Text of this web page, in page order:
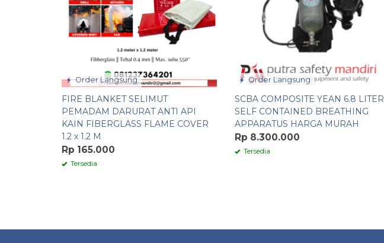
Order Langsung
FIRE BLANKET SELIMUT
PEMADAM DARURAT ANTI API
KAIN FIBERGLASS FLAME COVER
1.2 x 1.2 M
Rp 165.000
Tersedia
Order Langsung
SCBA COMPOSITE YEAN 6.8 LITER
SELF CONTAINED BREATHING
APPARATUS HARGA MURAH
Rp 8.300.000
Tersedia